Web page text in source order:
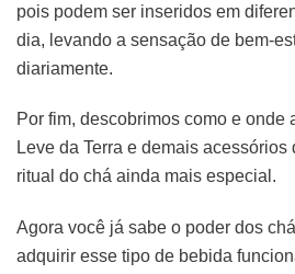
pois podem ser inseridos em
dia, levando a sensação de bem-
diariamente.
Por fim, descobrimos como e onde
Leve da Terra e demais acessórios
ritual do chá ainda mais especial.
Agora você já sabe o poder dos
adquirir esse tipo de bebida